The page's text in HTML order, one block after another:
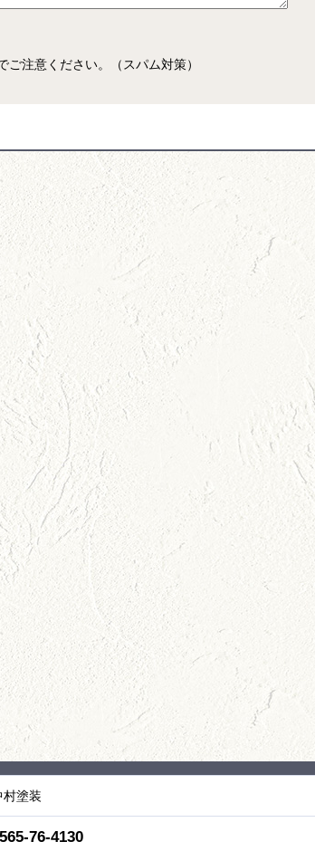
注意ください。（スパム対策）
村塗装
76-4130